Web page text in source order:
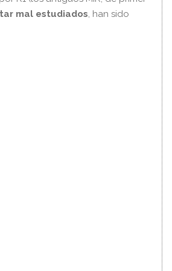
mal estudiados , han sido